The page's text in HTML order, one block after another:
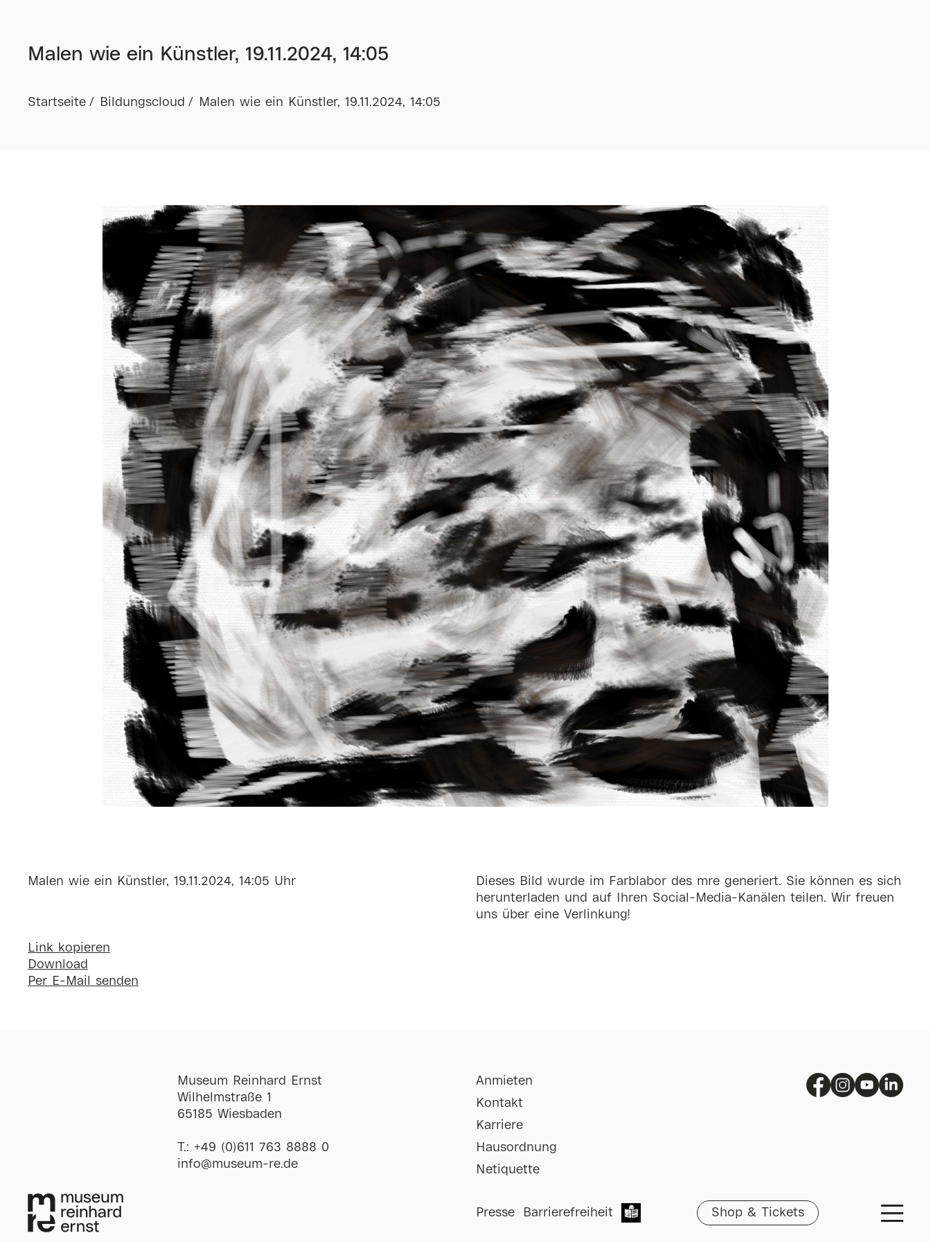
Presse Barrierefreiheit Shop & Tickets
Malen wie ein Künstler, 19.11.2024, 14:05
Startseite Bildungscloud Malen wie ein Künstler, 19.11.2024, 14:05
Malen wie ein Künstler, 19.11.2024, 14:05 Uhr
Link kopieren
Download
Per E-Mail senden
Dieses Bild wurde im Farblabor des mre generiert. Sie können es sich
herunterladen und auf Ihren Social-Media-Kanälen teilen. Wir freuen
uns über eine Verlinkung!
Museum Reinhard Ernst
Wilhelmstraße 1
65185 Wiesbaden
T.: +49 (0)611 763 8888 0
ofni@museum-re de
Anmieten
Kontakt
Karriere
Hausordnung
Netiquette
Datenschutz